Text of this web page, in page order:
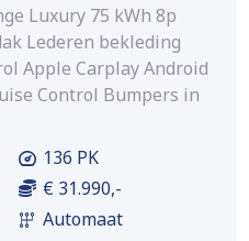
Luxury 75 kWh 8p
Lederen bekleding
Apple Carplay Android
Control Bumpers in
136 PK
€ 31.990,-
Automaat